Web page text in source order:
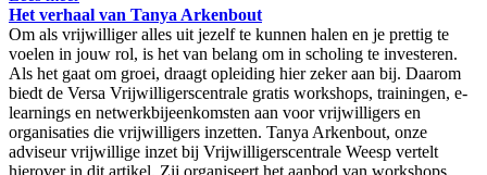
Het verhaal van Tanya Arkenbout
Om als vrijwilliger alles uit jezelf te kunnen halen en je prettig te
voelen in jouw rol, is het van belang om in scholing te investeren.
Als het gaat om groei, draagt opleiding hier zeker aan bij. Daarom
biedt de Versa Vrijwilligerscentrale gratis workshops, trainingen, e-
learnings en netwerkbijeenkomsten aan voor vrijwilligers en
organisaties die vrijwilligers inzetten. Tanya Arkenbout, onze
adviseur vrijwillige inzet bij Vrijwilligerscentrale Weesp vertelt
hierover in dit artikel. Zij organiseert het aanbod van workshops,